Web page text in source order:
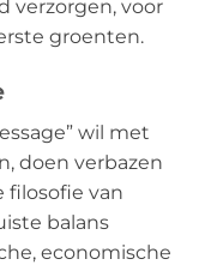
verzorgen, voor
groenten.
wil met
doen verbazen
filosofie van
balans
economische